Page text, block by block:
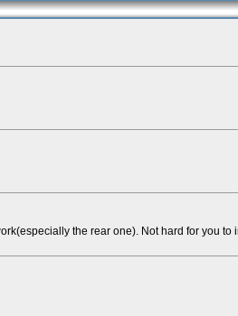
the rear one). Not hard for you to